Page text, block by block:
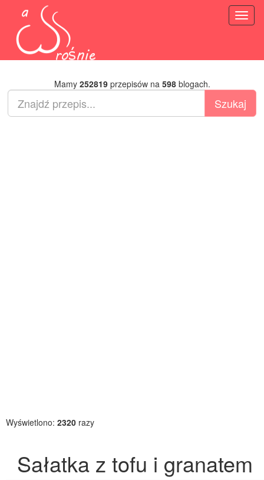
Mamy 252819przepisów na 598blogach.
Wyświetlono: 2320 razy
Sałatka z tofu i granatem